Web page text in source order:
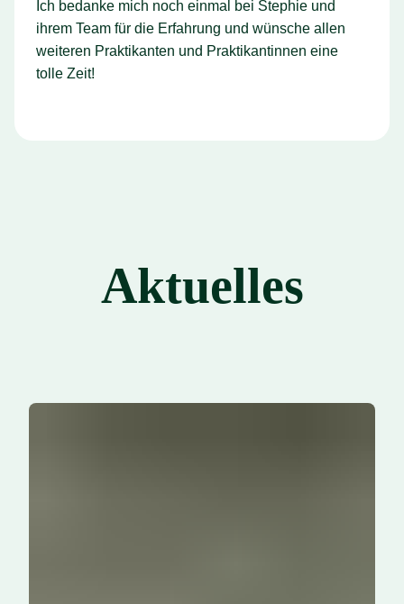
Ich bedanke mich noch einmal bei Stephie und
ihrem Team für die Erfahrung und wünsche allen
weiteren Praktikanten und Praktikantinnen eine
tolle Zeit!
Aktuelles